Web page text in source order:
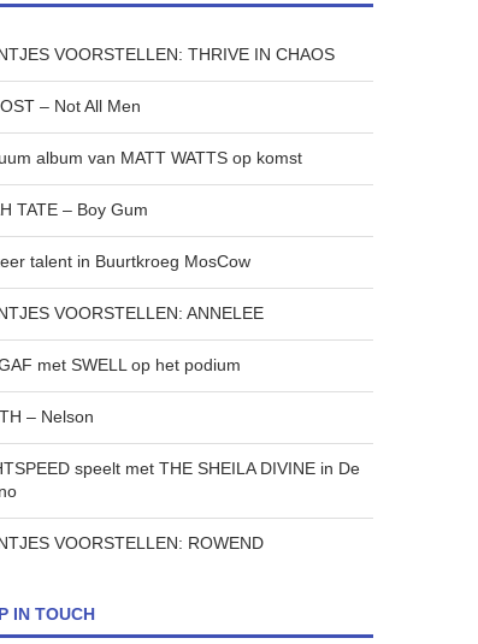
VOORSTELLEN: THRIVE IN CHAOS
– Not All Men
album van MATT WATTS op komst
TATE – Boy Gum
talent in Buurtkroeg MosCow
VOORSTELLEN: ANNELEE
met SWELL op het podium
– Nelson
speelt met THE SHEILA DIVINE in De
VOORSTELLEN: ROWEND
IN TOUCH